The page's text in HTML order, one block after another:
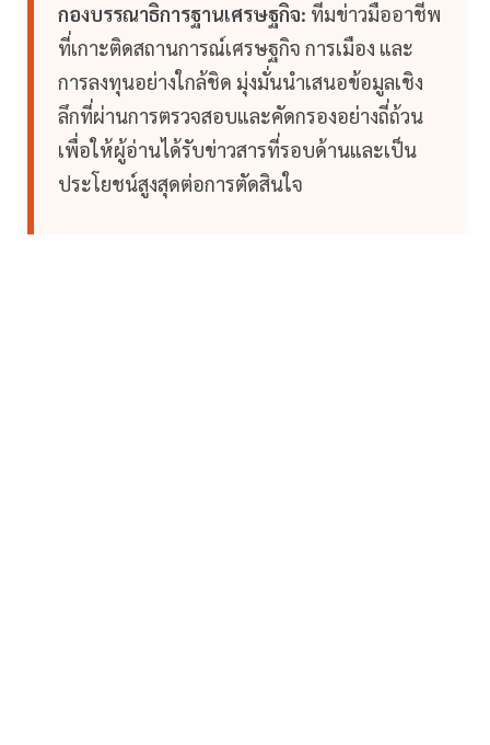
กองบรรณาธิการฐานเศรษฐกิจ: ทีมข่าวมืออาชีพ
ที่เกาะติดสถานการณ์เศรษฐกิจ การเมือง และ
การลงทุนอย่างใกล้ชิด มุ่งมั่นนำเสนอข้อมูลเชิง
ลึกที่ผ่านการตรวจสอบและคัดกรองอย่างถี่ถ้วน
เพื่อให้ผู้อ่านได้รับข่าวสารที่รอบด้านและเป็น
ประโยชน์สูงสุดต่อการตัดสินใจ